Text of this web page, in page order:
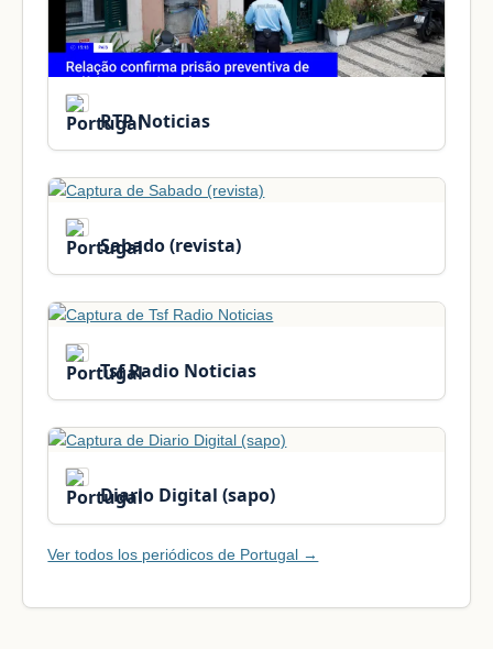
RTP Noticias
Sabado (revista)
Tsf Radio Noticias
Diario Digital (sapo)
Ver todos los periódicos de Portugal →